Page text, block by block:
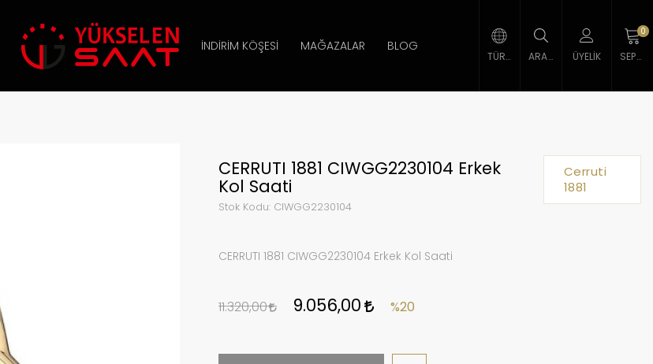
İNDIRIM KÖŞESI MAĞAZALAR BLOG
ÜYELIK
0
Cerruti
1881
CERRUTI 1881 CIWGG2230104 Erkek
Kol Saati
Stok Kodu: CIWGG2230104
CERRUTI 1881 CIWGG2230104 Erkek Kol Saati
11.320,00 9.056,00 %20